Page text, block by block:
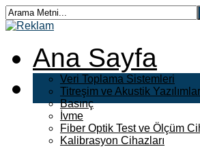
Ana Sayfa
Veri Toplama Sistemleri
Titreşim ve Akustik
Basınç
İvme
Fiber Optik Test ve Ölçüm
Kalibrasyon Cihazları